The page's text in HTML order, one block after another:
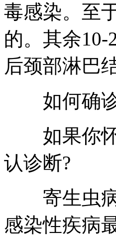
毒感染。至
的。其余10-
后颈部淋巴
如何确诊
如果你怀
认诊断?
寄生虫病
感染性疾病